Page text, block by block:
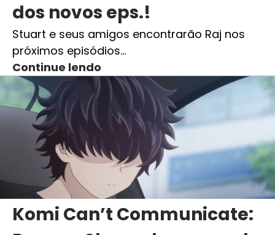
dos novos eps.!
Stuart e seus amigos encontrarão Raj nos
próximos episódios…
Continue lendo
Komi Can’t Communicate: